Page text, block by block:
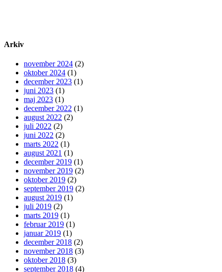
Arkiv
november 2024 (2)
oktober 2024 (1)
december 2023 (1)
juni 2023 (1)
maj 2023 (1)
december 2022 (1)
august 2022 (2)
juli 2022 (2)
juni 2022 (2)
marts 2022 (1)
august 2021 (1)
december 2019 (1)
november 2019 (2)
oktober 2019 (2)
september 2019 (2)
august 2019 (1)
juli 2019 (2)
marts 2019 (1)
februar 2019 (1)
januar 2019 (1)
december 2018 (2)
november 2018 (3)
oktober 2018 (3)
september 2018 (4)